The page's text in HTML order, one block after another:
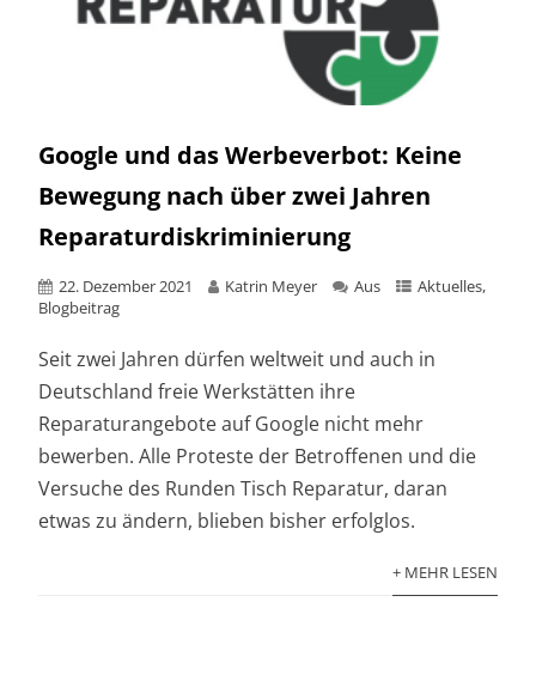
Google und das Werbeverbot: Keine
Bewegung nach über zwei Jahren
Reparaturdiskriminierung
22. Dezember 2021 Katrin Meyer Aus Aktuelles,
Blogbeitrag
Seit zwei Jahren dürfen weltweit und auch in
Deutschland freie Werkstätten ihre
Reparaturangebote auf Google nicht mehr
bewerben. Alle Proteste der Betroffenen und die
Versuche des Runden Tisch Reparatur, daran
etwas zu ändern, blieben bisher erfolglos.
+ MEHR LESEN